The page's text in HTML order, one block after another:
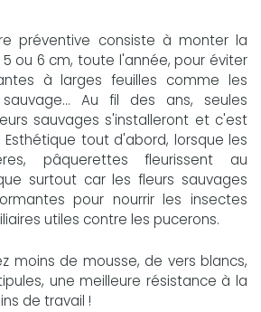
préventive consiste à monter la
ou 6 cm, toute l'année, pour éviter
à larges feuilles comme les
sauvage... Au fil des ans, seules
sauvages s'installeront et c'est
tout d'abord, lorsque les
pâquerettes fleurissent au
surtout car les fleurs sauvages
pour nourrir les insectes
utiles contre les pucerons.
moins de mousse, de vers blancs,
une meilleure résistance à la
de travail !